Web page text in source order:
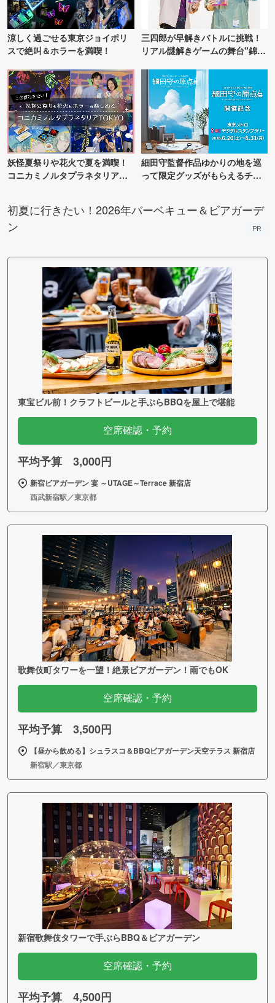
涼しく過ごせる東京ジョイポリ
スで絶叫＆ホラーを満喫！
三四郎が早解きバトルに挑戦！
リアル謎解きゲームの舞台"錦糸
妖怪夏祭りや花火で夏を満喫！
コニカミノルタプラネタリア
細田守監督作品ゆかりの地を巡
って限定グッズがもらえるチャ
初夏に行きたい！2026年バーベキュー＆ビアガーデ
ン
PR
東宝ビル前！クラフトビールと手ぶらBBQを屋上で堪能
空席確認・予約
平均予算 3,000円
新宿ビアガーデン 宴 ～UTAGE～Terrace 新宿店
西武新宿駅／東京都
歌舞伎町タワーを一望！絶景ビアガーデン！雨でもOK
空席確認・予約
平均予算 3,500円
【昼から飲める】シュラスコ＆BBQビアガーデン天空テラス 新宿店
新宿駅／東京都
新宿歌舞伎タワーで手ぶらBBQ＆ビアガーデン
空席確認・予約
平均予算 4,500円